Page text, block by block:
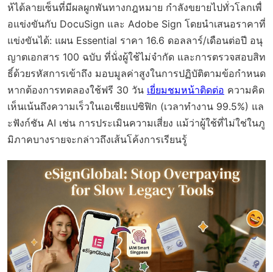
ห้ได้ลายเซ็นที่มีผลผูกพันทางกฎหมาย กำลังขยายไปทั่วโลกเพื่
อแข่งขันกับ DocuSign และ Adobe Sign โดยนำเสนอราคาที่
แข่งขันได้: แผน Essential ราคา 16.6 ดอลลาร์/เดือนต่อปี อนุ
ญาตเอกสาร 100 ฉบับ ที่นั่งผู้ใช้ไม่จำกัด และการตรวจสอบสิท
ธิ์ด้วยรหัสการเข้าถึง มอบมูลค่าสูงในการปฏิบัติตามข้อกำหนด
หากต้องการทดลองใช้ฟรี 30 วัน เยี่ยมชมหน้าติดต่อ ความคิด
เห็นเน้นถึงความเร็วในเอเชียแปซิฟิก (เวลาทำงาน 99.5%) แล
ะฟังก์ชัน AI เช่น การประเมินความเสี่ยง แม้ว่าผู้ใช้ที่ไม่ใช่ในภู
มิภาคบางรายจะกล่าวถึงเส้นโค้งการเรียนรู้